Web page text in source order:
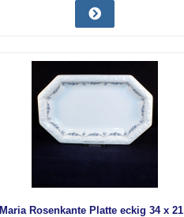
Maria Rosenkante Platte eckig 34 x 21